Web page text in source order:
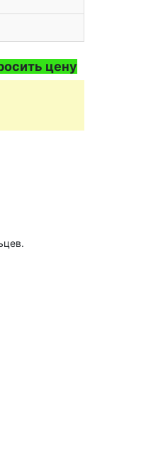
цену